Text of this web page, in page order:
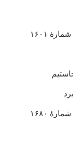
۱۶۰۱
۱۶۸۰